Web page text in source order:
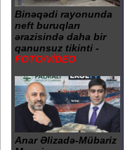
Binəqədi rayonunda
neft buruqları
ərazisində daha bir
qanunsuz tikinti -
FOTO/VİDEO
Anar Əlizadə-Mübariz